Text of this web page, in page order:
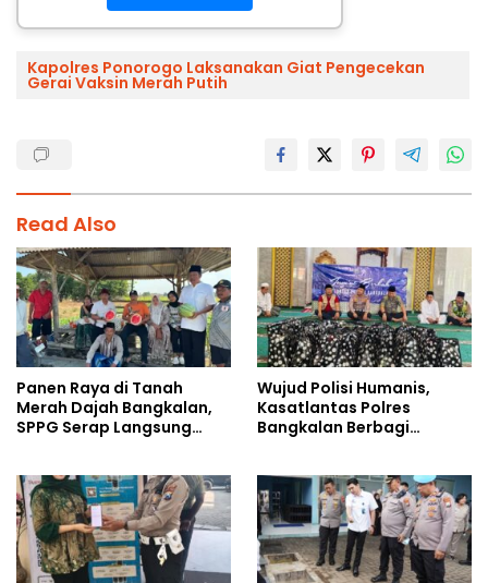
Kapolres Ponorogo Laksanakan Giat Pengecekan
Gerai Vaksin Merah Putih
Read Also
Panen Raya di Tanah
Merah Dajah Bangkalan,
SPPG Serap Langsung
Wujud Polisi Humanis,
Kasatlantas Polres
Bangkalan Berbagi
Ahmad Ibrahim